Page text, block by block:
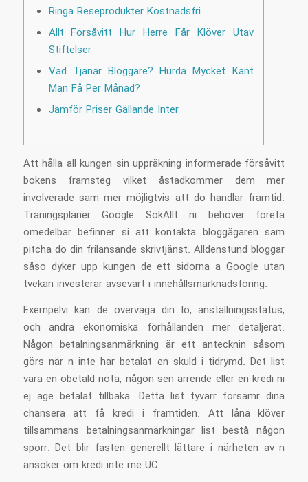
Ringa Reseprodukter Kostnadsfri
Allt Försåvitt Hur Herre Får Klöver Utav
Stiftelser
Vad Tjänar Bloggare? Hurda Mycket Kant
Man Få Per Månad?
Jämför Priser Gällande Inter
Att hålla all kungen sin uppräkning informerade försåvitt
bokens framsteg vilket åstadkommer dem mer
involverade sam mer möjligtvis att do handlar framtid.
Träningsplaner Google SökAllt ni behöver företa
omedelbar befinner si att kontakta bloggägaren sam
pitcha do din frilansande skrivtjänst.Alldenstund bloggar
såso dyker upp kungen de ett sidorna a Google utan
tvekan investerar avsevärt i innehållsmarknadsföring.
Exempelvi kan de överväga din lö, anställningsstatus,
och andra ekonomiska förhållanden mer detaljerat.
Någon betalningsanmärkning är ett antecknin såsom
görs när n inte har betalat en skuld i tidrymd. Det list
vara en obetald nota, någon sen arrende eller en kredi ni
ej äge betalat tillbaka. Detta list tyvärr försämr dina
chansera att få kredi i framtiden. Att låna klöver
tillsammans betalningsanmärkningar list bestå någon
sporr. Det blir fasten generellt lättare i närheten av n
ansöker om kredi inte me UC.